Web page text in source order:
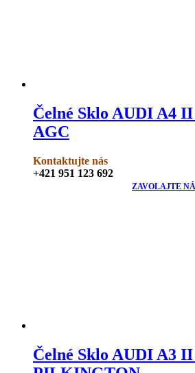
Čelné Sklo AUDI A4 II
AGC
Kontaktujte nás
+421 951 123 692
ZAVOLAJTE
Čelné Sklo AUDI A3 II